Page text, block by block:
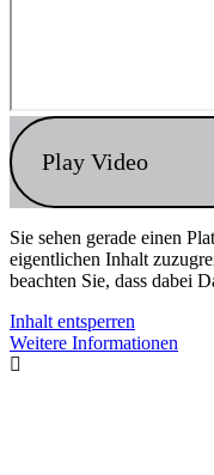
Play Video
Sie sehen gerade einen
eigentlichen Inhalt
beachten Sie, dass dabei
Inhalt entsperren
Weitere Informationen